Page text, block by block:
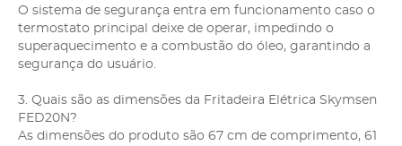
O sistema de segurança entra em funcionamento caso o
termostato principal deixe de operar, impedindo o
superaquecimento e a combustão do óleo, garantindo a
segurança do usuário.
3. Quais são as dimensões da Fritadeira Elétrica Skymsen
FED20N?
As dimensões do produto são 67 cm de comprimento, 61